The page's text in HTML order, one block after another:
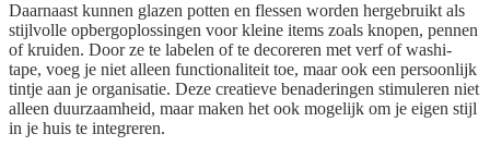
Daarnaast kunnen glazen potten en flessen worden hergebruikt als
stijlvolle opbergoplossingen voor kleine items zoals knopen, pennen
of kruiden. Door ze te labelen of te decoreren met verf of washi-
tape, voeg je niet alleen functionaliteit toe, maar ook een persoonlijk
tintje aan je organisatie. Deze creatieve benaderingen stimuleren niet
alleen duurzaamheid, maar maken het ook mogelijk om je eigen stijl
in je huis te integreren.